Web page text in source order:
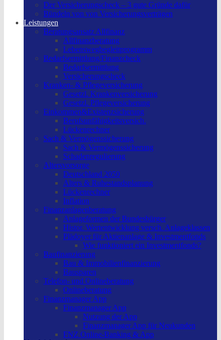
Der Versicherungscheck – 3 gute Gründe dafür
Bündeln von von Versicherungsverträgen
Leistungen
Beratungsansatz Allfinanz
Allfinanzberatung
Lebenswegbegleitprogramm
Bedarfsermittlung/Finanzcheck
Bedarfsermittlung
Versicherungscheck
Kranken- & Pflegeversicherung
Gesetzl. Krankenversicherung
Gesetzl. Pflegeversicherung
Einkommen&Existenzsicherung
Berufsunfähigkeitsversich.
Lückenrechner
Sach & Vermögenssicherung
Sach & Vermögenssicherung
Schadenregulierung
Altersvorsorge
Deutschland 2050
Alters & Ruhestandsplanung
Lückenrechner
Inflation
Finanzanlagenberatung
Anlageformen der Bundesbürger
Histor. Wertentwicklung versch. Anlageklassen
Plädoyer für Aktienanlage & Investmentfonds
Wie funktioniert ein Investmentfonds?
Baufinanzierung
Bau & Immobilienfinanzierung
Bausparen
Telefon- und Onlineberatung
Onlineberatung
Finanzmanager App
Finanzmanager App
Nutzung der App
Finanzmanager App für Neukunden
FNZ Online-Banking & App